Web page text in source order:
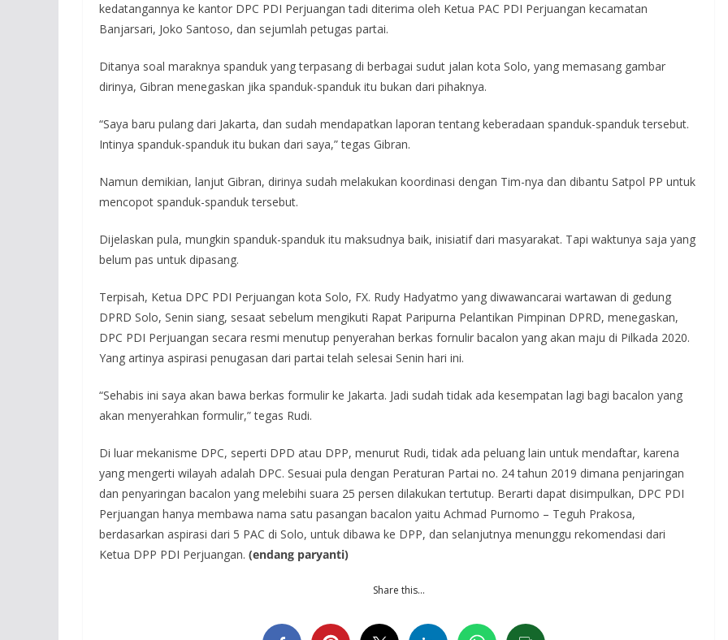
kedatangannya ke kantor DPC PDI Perjuangan tadi diterima oleh Ketua PAC PDI Perjuangan kecamatan
Banjarsari, Joko Santoso, dan sejumlah petugas partai.
Ditanya soal maraknya spanduk yang terpasang di berbagai sudut jalan kota Solo, yang memasang gambar
dirinya, Gibran menegaskan jika spanduk-spanduk itu bukan dari pihaknya.
“Saya baru pulang dari Jakarta, dan sudah mendapatkan laporan tentang keberadaan spanduk-spanduk tersebut.
Intinya spanduk-spanduk itu bukan dari saya,” tegas Gibran.
Namun demikian, lanjut Gibran, dirinya sudah melakukan koordinasi dengan Tim-nya dan dibantu Satpol PP untuk
mencopot spanduk-spanduk tersebut.
Dijelaskan pula, mungkin spanduk-spanduk itu maksudnya baik, inisiatif dari masyarakat. Tapi waktunya saja yang
belum pas untuk dipasang.
Terpisah, Ketua DPC PDI Perjuangan kota Solo, FX. Rudy Hadyatmo yang diwawancarai wartawan di gedung
DPRD Solo, Senin siang, sesaat sebelum mengikuti Rapat Paripurna Pelantikan Pimpinan DPRD, menegaskan,
DPC PDI Perjuangan secara resmi menutup penyerahan berkas fornulir bacalon yang akan maju di Pilkada 2020.
Yang artinya aspirasi penugasan dari partai telah selesai Senin hari ini.
“Sehabis ini saya akan bawa berkas formulir ke Jakarta. Jadi sudah tidak ada kesempatan lagi bagi bacalon yang
akan menyerahkan formulir,” tegas Rudi.
Di luar mekanisme DPC, seperti DPD atau DPP, menurut Rudi, tidak ada peluang lain untuk mendaftar, karena
yang mengerti wilayah adalah DPC. Sesuai pula dengan Peraturan Partai no. 24 tahun 2019 dimana penjaringan
dan penyaringan bacalon yang melebihi suara 25 persen dilakukan tertutup. Berarti dapat disimpulkan, DPC PDI
Perjuangan hanya membawa nama satu pasangan bacalon yaitu Achmad Purnomo – Teguh Prakosa,
berdasarkan aspirasi dari 5 PAC di Solo, untuk dibawa ke DPP, dan selanjutnya menunggu rekomendasi dari
Ketua DPP PDI Perjuangan. (endang paryanti)
Share this…